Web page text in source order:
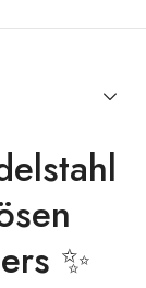
✨